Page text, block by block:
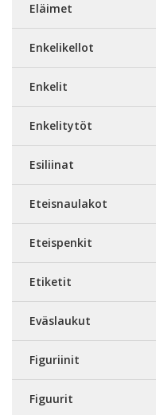
Eläimet
Enkelikellot
Enkelit
Enkelitytöt
Esiliinat
Eteisnaulakot
Eteispenkit
Etiketit
Eväslaukut
Figuriinit
Figuurit